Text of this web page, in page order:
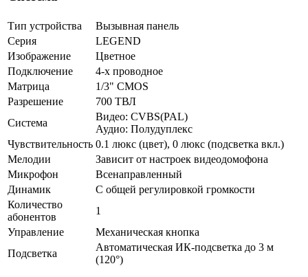
Тип устройства
Вызывная панель
Серия
LEGEND
Изображение
Цветное
Подключение
4-х проводное
Матрица
1/3" CMOS
Разрешение
700 ТВЛ
Система
Видео: CVBS(PAL)
Аудио: Полудуплекс
Чувствительность 0.1 люкс (цвет), 0 люкс (подсветка вкл.)
Мелодии
Зависит от настроек видеодомофона
Микрофон
Всенаправленный
Динамик
С общей регулировкой громкости
Количество
абонентов
1
Управление
Механическая кнопка
Подсветка
Автоматическая ИК-подсветка до 3 м
(120°)